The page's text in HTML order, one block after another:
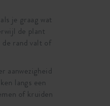
je graag wat
de plant
rand valt of
aanwezigheid
langs een
of kruiden